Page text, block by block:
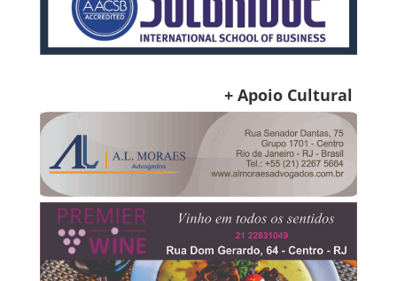
+ Apoio Cultural